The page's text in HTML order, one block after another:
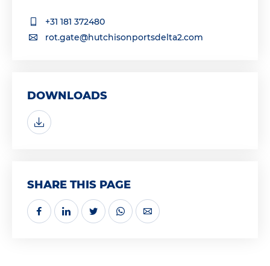
+31 181 372480
rot.gate@hutchisonportsdelta2.com
DOWNLOADS
SHARE THIS PAGE